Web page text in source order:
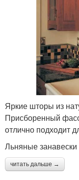
Яркие шторы из
Присборенный
отлично подходит
Льняные
читать дальше →